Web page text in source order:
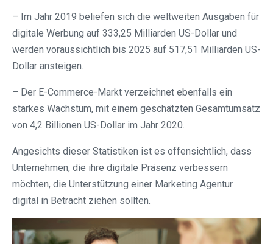
– Im Jahr 2019 beliefen sich die weltweiten Ausgaben für
digitale Werbung auf 333,25 Milliarden US-Dollar und
werden voraussichtlich bis 2025 auf 517,51 Milliarden US-
Dollar ansteigen.
– Der E-Commerce-Markt verzeichnet ebenfalls ein
starkes Wachstum, mit einem geschätzten Gesamtumsatz
von 4,2 Billionen US-Dollar im Jahr 2020.
Angesichts dieser Statistiken ist es offensichtlich, dass
Unternehmen, die ihre digitale Präsenz verbessern
möchten, die Unterstützung einer Marketing Agentur
digital in Betracht ziehen sollten.